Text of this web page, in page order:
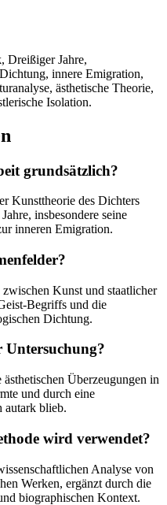
Dreißiger Jahre,
innere Emigration,
ästhetische Theorie,
Isolation.
grundsätzlich?
Kunsttheorie des Dichters
insbesondere seine
inneren Emigration.
Kunst und staatlicher
Begriffs und die
Dichtung.
Untersuchung?
Überzeugungen in
und durch eine
autark blieb.
wird verwendet?
Analyse von
Werken, ergänzt durch die
biographischen Kontext.